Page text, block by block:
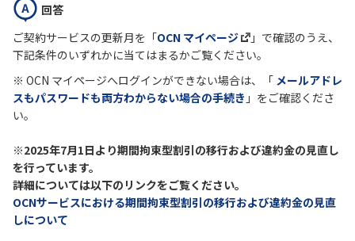
工事・故障情報
各種ダウンロード
履歴・お気に入り
回答
ご契約サービスの更新月を「OCN マイページ
」で確認のうえ、
下記条件のいずれかに当てはまるかご覧ください。
※ OCN マイページへログインができない場合は、「 メールアドレ
スもパスワードも両方わからない場合の手続き 」をご確認くださ
い。
※2025年7月1日より期間拘束型割引の移行および違約金の見直し
を行っています。
詳細については以下のリンクをご覧ください。
OCNサービスにおける期間拘束型割引の移行および違約金の見直
しについて